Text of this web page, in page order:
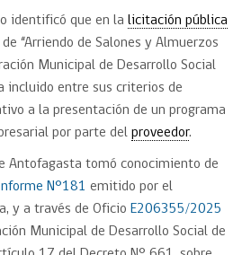
identificó que en la licitación pública
de “Arriendo de Salones y Almuerzos
Municipal de Desarrollo Social
incluido entre sus criterios de
a la presentación de un programa
por parte del proveedor.
Antofagasta tomó conocimiento de
Informe N°181 emitido por el
y a través de Oficio E206355/2025
Municipal de Desarrollo Social de